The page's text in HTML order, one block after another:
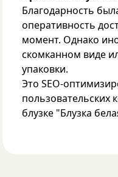
Благодарность
оперативность
момент. Однако
скомканном виде
упаковки.
Это SEO-
пользовательских
блузке "Блузка